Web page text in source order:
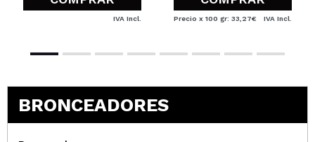
IVA Incl. Precio x 100 gr: 33,27€ IVA Incl.
BRONCEADORES